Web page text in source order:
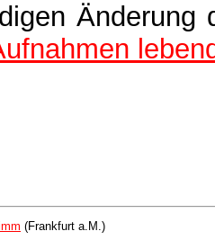
(Frankfurt a.M.)